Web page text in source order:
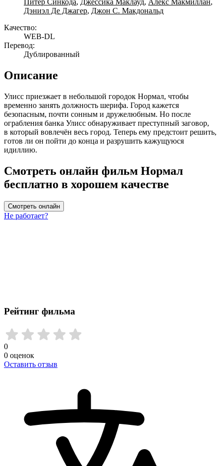
Питер Синкода, Джессика Маклауд, Алекс Макмиллан,
Дэниэл Де Джагер, Джон С. Макдональд
Качество:
WEB-DL
Перевод:
Дублированный
Описание
Улисс приезжает в небольшой городок Нормал, чтобы
временно занять должность шерифа. Город кажется
безопасным, почти сонным и дружелюбным. Но после
ограбления банка Улисс обнаруживает преступный заговор,
в который вовлечён весь город. Теперь ему предстоит решить,
готов ли он пойти до конца и разрушить кажущуюся
идиллию.
Смотреть онлайн фильм Нормал
бесплатно в хорошем качестве
Смотреть онлайн
Не работает?
Рейтинг фильма
0
0 оценок
Оставить отзыв